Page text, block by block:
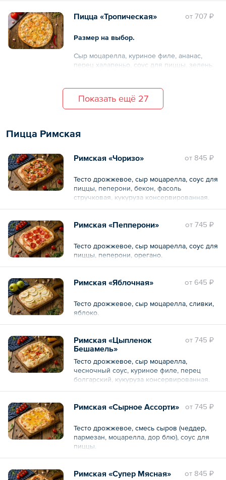
oт 707 ₽
Пицца «Тропическая»
Размер на выбор.
Сыр моцарелла, куриное филе, ананас,
перец халапеньо, соус для пиццы, зелень.
Показать ещё 27
Пицца Римская
oт 845 ₽
Римская «Чоризо»
Тесто дрожжевое, сыр моцарелла, соус для
пиццы, пеперони, бекон, фасоль
стручковая, кукуруза консервированная.
oт 745 ₽
Римская «Пепперони»
Тесто дрожжевое, сыр моцарелла, соус для
пиццы, пеперони, орегано.
oт 645 ₽
Римская «Яблочная»
Тесто дрожжевое, сыр моцарелла, сливки,
яблоко.
oт 745 ₽
Римская «Цыпленок
Бешамель»
Тесто дрожжевое, сыр моцарелла,
чесночный соус, куриное филе, перец
болгарский, кукуруза консервированная.
oт 745 ₽
Римская «Сырное Ассорти»
Тесто дрожжевое, смесь сыров (чеддер,
пармезан, моцарелла, дор блю), соус для
пиццы.
oт 845 ₽
Римская «Супер Мясная»